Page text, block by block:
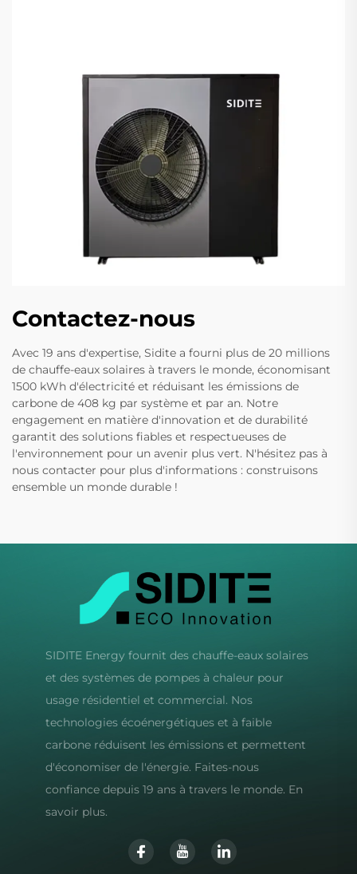
Contactez-nous
Avec 19 ans d'expertise, Sidite a fourni plus de 20 millions
de chauffe-eaux solaires à travers le monde, économisant
1500 kWh d'électricité et réduisant les émissions de
carbone de 408 kg par système et par an. Notre
engagement en matière d'innovation et de durabilité
garantit des solutions fiables et respectueuses de
l'environnement pour un avenir plus vert. N'hésitez pas à
nous contacter pour plus d'informations : construisons
ensemble un monde durable !
SIDITE Energy fournit des chauffe-eaux solaires
et des systèmes de pompes à chaleur pour
usage résidentiel et commercial. Nos
technologies écoénergétiques et à faible
carbone réduisent les émissions et permettent
d'économiser de l'énergie. Faites-nous
confiance depuis 19 ans à travers le monde. En
savoir plus.